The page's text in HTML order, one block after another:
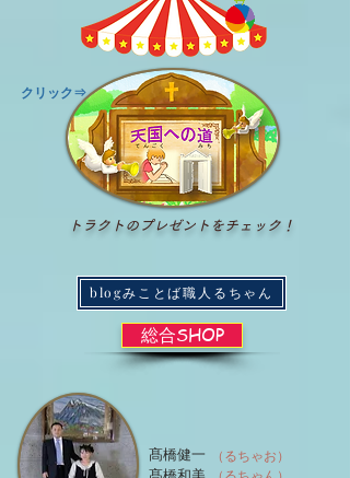
​クリック⇒
トラクトのプレゼントをチェック！
blogみことば職人るちゃん
総合SHOP
（るちゃお）
髙橋健一